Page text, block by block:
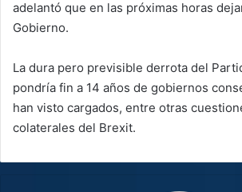
adelantó que en las próximas horas
Gobierno.
La dura pero previsible derrota del
pondría fin a 14 años de gobiernos
han visto cargados, entre otras
colaterales del Brexit.